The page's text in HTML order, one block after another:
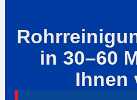
in 30–60
Ihnen